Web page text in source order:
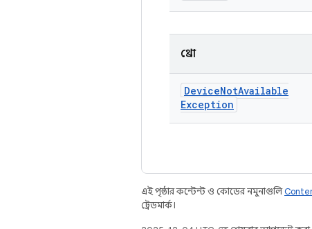
থ্রো
DeviceNotAvailable
Exception
এই পৃষ্ঠার কন্টেন্ট ও কোডের নমুনাগুলি
ট্রেডমার্ক।